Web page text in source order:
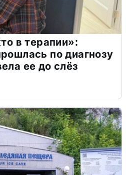
в терапии»:
по диагнозу
ее до слёз